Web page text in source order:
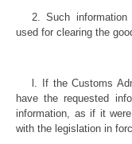
2. Such
used for clearing the
l. If the Customs
have the requested
information, as if it
with the legislation in